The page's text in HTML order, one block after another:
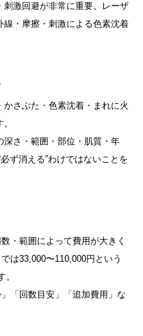
激回避が非常に重要。レーザ
・摩擦・刺激による色素沈着
さぶた・色素沈着・まれに火
さ・範囲・部位・肌質・年
ず消える”わけではないことを
・範囲によって費用が大きく
は33,000〜110,000円という
「回数目安」「追加費用」な